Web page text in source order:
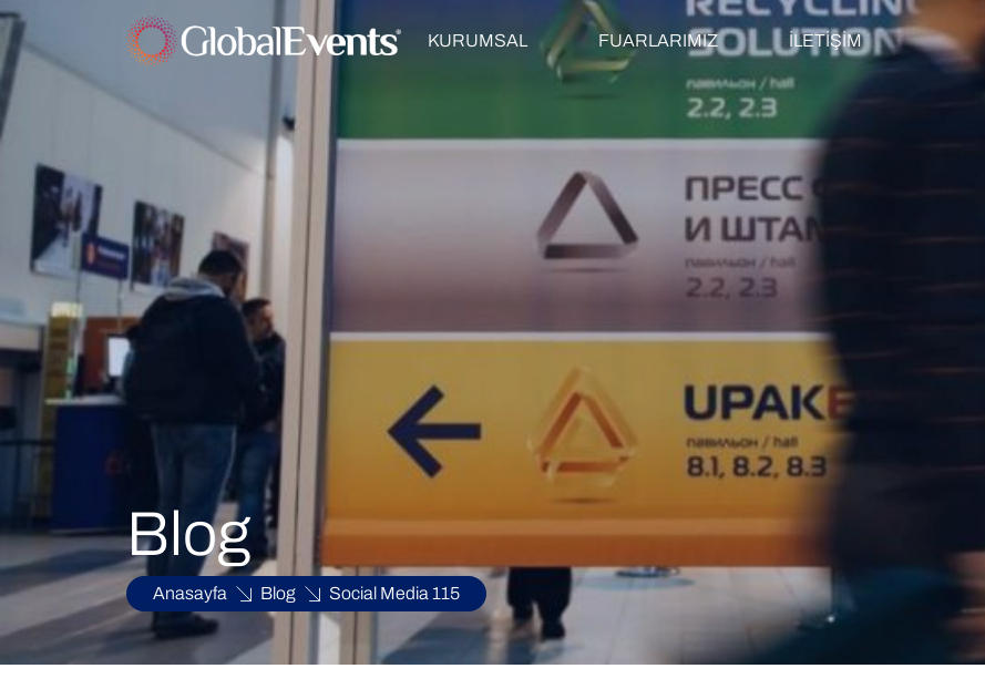
KURUMSAL FUARLARIMIZ İLETİŞİM
Blog
Anasayfa Blog Social Media 115